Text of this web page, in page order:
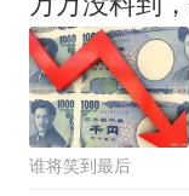
谁将笑到最后